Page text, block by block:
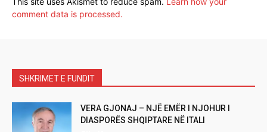
comment data is processed.
SHKRIMET E FUNDIT
VERA GJONAJ – NJË EMËR I NJOHUR I
DIASPORËS SHQIPTARE NË ITALI